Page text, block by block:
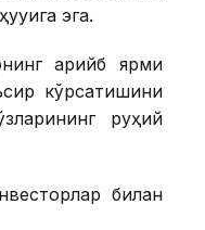
эга.
қарийб ярми
кўрсатишини
руҳий
билан